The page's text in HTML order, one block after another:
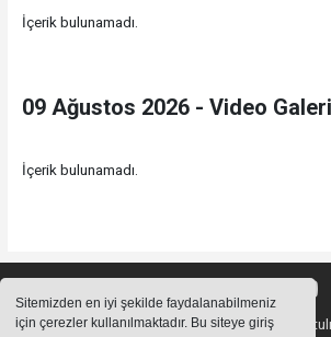
Sitemizden en iyi şekilde faydalanabilmeniz
için çerezler kullanılmaktadır. Bu siteye giriş
İçerik bulunamadı.
09 Ağustos 2026 - Video Galeri
İçerik bulunamadı.
Sitemizde bulunan içeriklerin tüm hakları saklı